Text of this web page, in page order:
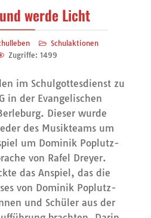
werde Licht
Schulaktionen
Zugriffe: 1499
im Schulgottesdienst zu
in der Evangelischen
Dieser wurde
des Musikteams um
um Dominik Poplutz-
von Rafel Dreyer.
das Anspiel, das die
von Dominik Poplutz-
und Schüler aus der